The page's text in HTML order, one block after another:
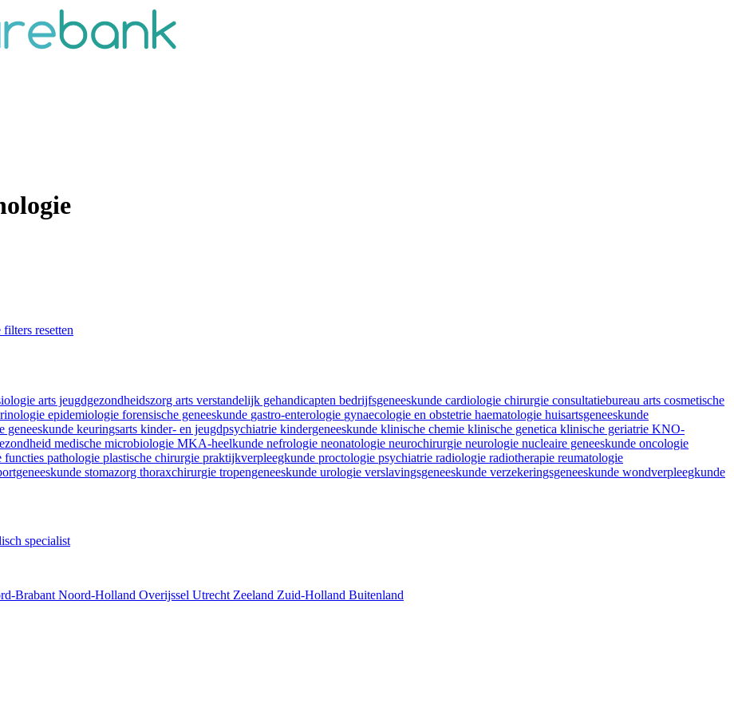
resetten
arts jeugdgezondheidszorg arts verstandelijk gehandicapten bedrijfsgeneeskunde cardiologie chirurgie consultatiebureau arts cosmetische
epidemiologie forensische geneeskunde gastro-enterologie gynaecologie en obstetrie haematologie huisartsgeneeskunde
geneeskunde keuringsarts kinder- en jeugdpsychiatrie kindergeneeskunde klinische chemie klinische genetica klinische geriatrie KNO-
medische microbiologie MKA-heelkunde nefrologie neonatologie neurochirurgie neurologie nucleaire geneeskunde oncologie
functies pathologie plastische chirurgie praktijkverpleegkunde proctologie psychiatrie radiologie radiotherapie reumatologie
stomazorg thoraxchirurgie tropengeneeskunde urologie verslavingsgeneeskunde verzekeringsgeneeskunde wondverpleegkunde
specialist
Brabant Noord-Holland Overijssel Utrecht Zeeland Zuid-Holland Buitenland